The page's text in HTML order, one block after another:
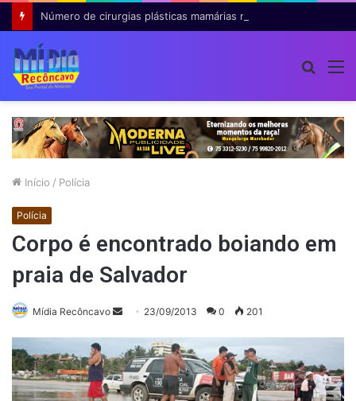
Início / Polícia
Polícia
Corpo é encontrado boiando em
praia de Salvador
Mídia Recôncavo
Mande
e-
mail
23/09/2013 0 201